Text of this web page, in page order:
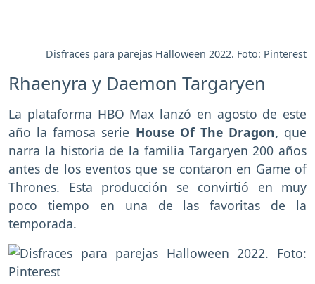
Disfraces para parejas Halloween 2022. Foto: Pinterest
Rhaenyra y Daemon Targaryen
La plataforma HBO Max lanzó en agosto de este
año la famosa serie House Of The Dragon, que
narra la historia de la familia Targaryen 200 años
antes de los eventos que se contaron en Game of
Thrones. Esta producción se convirtió en muy
poco tiempo en una de las favoritas de la
temporada.